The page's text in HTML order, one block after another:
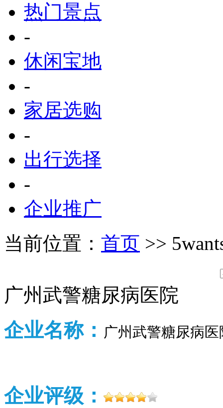
热门景点
-
休闲宝地
-
家居选购
-
出行选择
-
企业推广
当前位置： 首页 >>
广州武警糖尿病医院
企业名称： 广州武警糖尿病医
企业评级：